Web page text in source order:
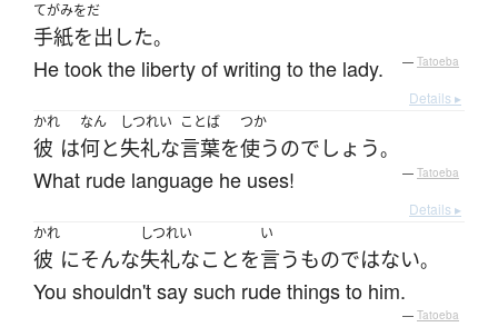
てがみをだ
手紙を出した。
He took the liberty of writing to the lady. — Tatoeba
Details ▸
かれ
彼 は
なん
何と
しつれい
失礼な
ことば
言葉を
つか
使うのでしょう。
What rude language he uses! — Tatoeba
Details ▸
かれ
彼 にそんな
しつれい
失礼なことを
い
言うものではない。
You shouldn't say such rude things to him.
— Tatoeba